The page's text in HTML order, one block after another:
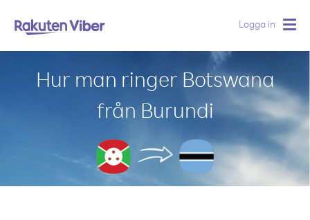
Logga in
Hur man ringer Botswana
från Burundi